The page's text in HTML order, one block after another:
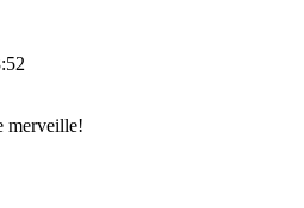
merveille!